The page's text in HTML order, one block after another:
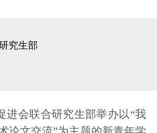
究生部
进会联合研究生部举办以“我